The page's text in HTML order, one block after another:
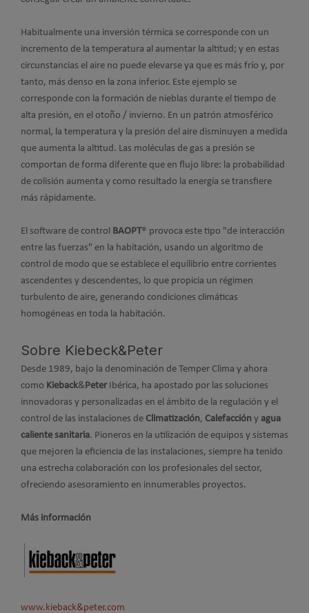
Habitualmente una inversión térmica se corresponde con un
incremento de la temperatura al aumentar la altitud; y en estas
circunstancias el aire no puede elevarse ya que es más frío y, por
tanto, más denso en la zona inferior. Este ejemplo se
corresponde con la formación de nieblas durante el tiempo de
alta presión, en el otoño / invierno. En un patrón atmosférico
normal, la temperatura y la presión del aire disminuyen a medida
que aumenta la altitud. Las moléculas de gas a presión se
comportan de forma diferente que en flujo libre: la probabilidad
de colisión aumenta y como resultado la energía se transfiere
más rápidamente.
El software de control BAOPT® provoca este tipo "de interacción
entre las fuerzas" en la habitación, usando un algoritmo de
control de modo que se establece el equilibrio entre corrientes
ascendentes y descendentes, lo que propicia un régimen
turbulento de aire, generando condiciones climáticas
homogéneas en toda la habitación.
Sobre Kiebeck&Peter
Desde 1989, bajo la denominación de Temper Clima y ahora
como Kieback&Peter Ibérica, ha apostado por las soluciones
innovadoras y personalizadas en el ámbito de la regulación y el
control de las instalaciones de Climatización, Calefacción y agua
caliente sanitaria. Pioneros en la utilización de equipos y sistemas
que mejoren la eficiencia de las instalaciones, siempre ha tenido
una estrecha colaboración con los profesionales del sector,
ofreciendo asesoramiento en innumerables proyectos.
Más información
www.kieback&peter.com